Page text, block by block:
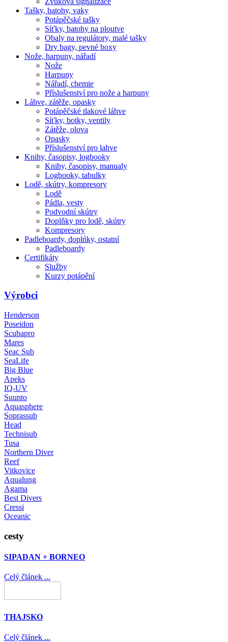
Tašky, batohy, vaky
Potápěčské tašky
Síťky, batohy na ploutve
Obaly na regulátory, malé tašky
Dry bagy, pevné boxy
Nože, harpuny, nářadí
Nože
Harpuny
Nářadí, chemie
Příslušenství pro nože a harpuny
Láhve, zátěže, opasky
Potápěčské tlakové láhve
Síťky, botky, ventily
Zátěže, olova
Opasky
Příslušenství pro lahve
Knihy, časopisy, logbooky
Knihy, časopisy, manualy
Logbooky, tabulky
Lodě, skútry, kompresory
Lodě
Pádla, vesty
Podvodní skútry
Doplňky pro lodě, skútry
Kompresory
Padleboardy, doplńky, ostatní
Padleboardy
Certifikáty
Služby
Kurzy potápění
Výrobci
Henderson
Poseidon
Scubapro
Mares
Seac Sub
SeaLife
Big Blue
Apeks
IQ-UV
Suunto
Aquasphere
Soprassub
Head
Technisub
Tusa
Northern Diver
Reef
Vitkovice
Aqualung
Agama
Best Divers
Cressi
Oceanic
cesty
SIPADAN + BORNEO
Celý článek ...
THAJSKO
Celý článek ...